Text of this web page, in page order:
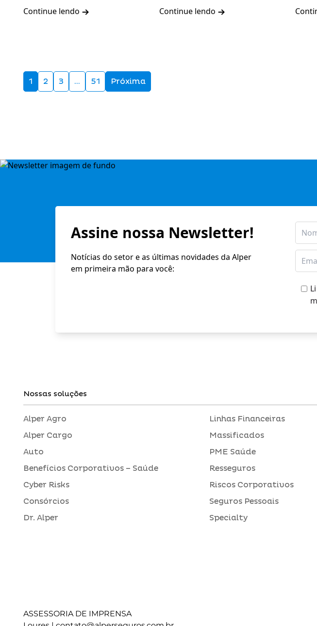
Continue lendo Continue lendo
1 2 3 … 51 Próxima
Assine nossa Newsletter!
Notícias do setor e as últimas novidades da Alper
em primeira mão para você:
Nossas soluções
Alper Agro
Alper Cargo
Auto
Benefícios Corporativos – Saúde
Cyber Risks
Consórcios
Dr. Alper
Linhas Financeiras
Massificados
PME Saúde
Resseguros
Riscos Corporativos
Seguros Pessoais
Specialty
ASSESSORIA DE IMPRENSA